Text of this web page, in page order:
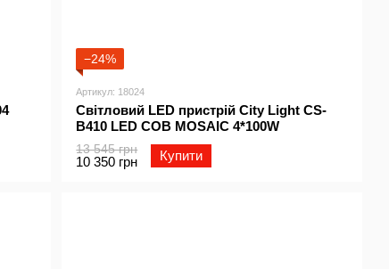
−24%
Артикул: 18024
Світловий LED пристрій City Light CS-
B410 LED COB MOSAIC 4*100W
13 545 грн
10 350 грн Купити